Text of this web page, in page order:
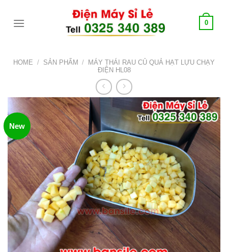
0
HOME / SẢN PHẨM /
MÁY THÁI RAU CỦ QUẢ HẠT LỰU CHẠY
ĐIỆN HL08
New